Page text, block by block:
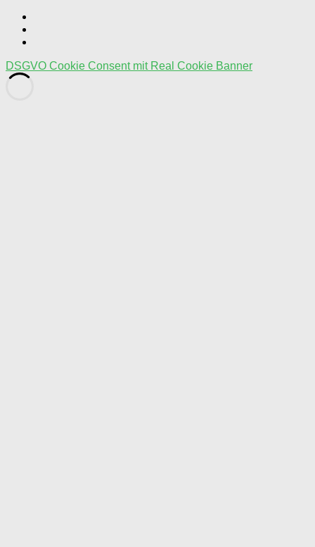
DSGVO Cookie Consent mit Real Cookie Banner